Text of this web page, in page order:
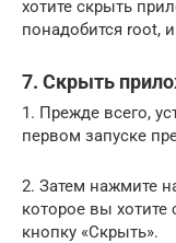
хотите скрыть
понадобится root,
7. Скрыть
1. Прежде всего,
первом запуске
2. Затем нажмите
которое вы хотите
кнопку «Скрыть».